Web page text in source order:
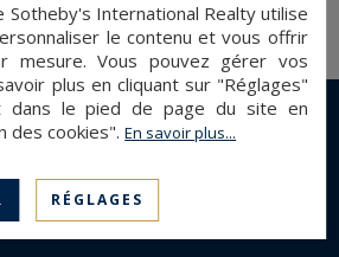
Sotheby's International Realty utilise
le contenu et vous offrir
mesure. Vous pouvez gérer vos
plus en cliquant sur "Réglages"
le pied de page du site en
des cookies".En savoir plus...
RÉGLAGES